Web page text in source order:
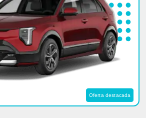
Oferta destacada